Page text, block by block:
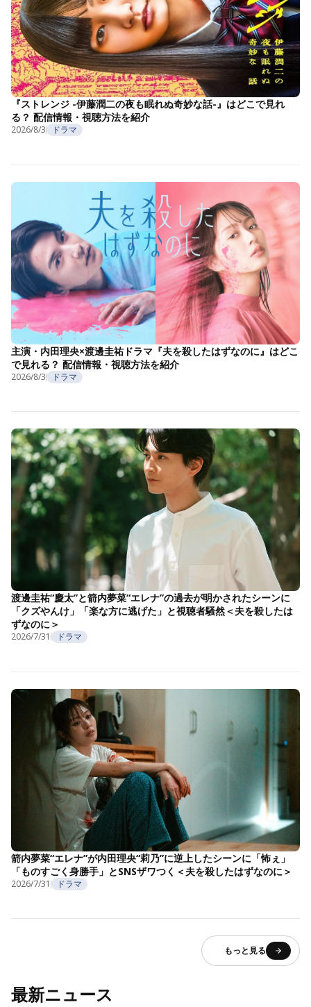
『ストレンジ -伊藤潤二の夜も眠れぬ奇妙な話-』はどこで見れ
る？ 配信情報・視聴方法を紹介
2026/8/3 ドラマ
主演・内田理央×渡邊圭祐ドラマ『夫を殺したはずなのに』はどこ
で見れる？ 配信情報・視聴方法を紹介
2026/8/3 ドラマ
渡邊圭祐“慶太”と箭内夢菜“エレナ”の過去が明かされたシーンに
「クズやんけ」「楽な方に逃げた」と視聴者騒然＜夫を殺したは
ずなのに＞
2026/7/31 ドラマ
箭内夢菜“エレナ”が内田理央“莉乃”に逆上したシーンに「怖ぇ」
「ものすごく身勝手」とSNSザワつく＜夫を殺したはずなのに＞
2026/7/31 ドラマ
もっと見る
最新ニュース